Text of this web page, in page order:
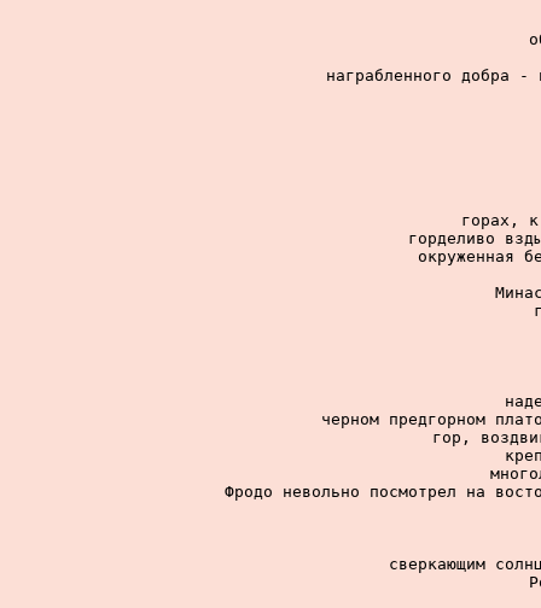
награбленного добра -
горах,
горделиво
окруженная
черном предгорном
гор,
Фродо невольно посмотрел на
сверкающим